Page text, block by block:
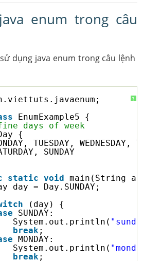
enum trong câu
dụng java enum trong câu lệnh
?
EnumExample5 {
days of week
{
TUESDAY,
SUNDAY
static void
main(String
day = Day.SUNDAY;
(day) {
SUNDAY:
System.out.println(
break;
MONDAY:
System.out.println(
break;